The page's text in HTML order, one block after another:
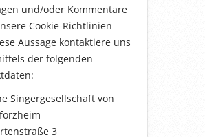
und/oder Kommentare
Cookie-Richtlinien
Aussage kontaktiere uns
der folgenden
Singergesellschaft von
3